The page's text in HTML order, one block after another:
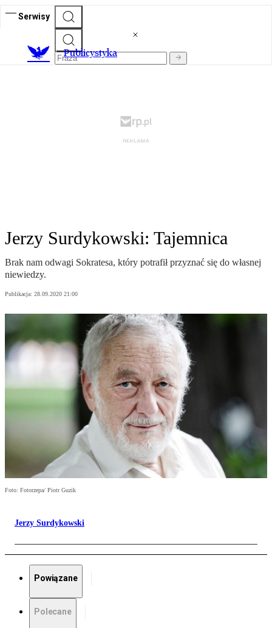
Serwisy
Publicystyka
Jerzy Surdykowski: Tajemnica
Brak nam odwagi Sokratesa, który potrafił przyznać się do własnej
niewiedzy.
Publikacja: 28.09.2020 21:00
Foto: Fotorzepa/ Piotr Guzik
Jerzy Surdykowski
Powiązane
Polecane